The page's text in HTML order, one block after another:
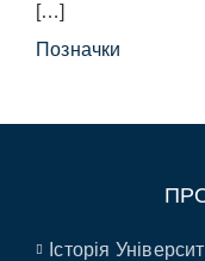
[…]
Позначки
Історія